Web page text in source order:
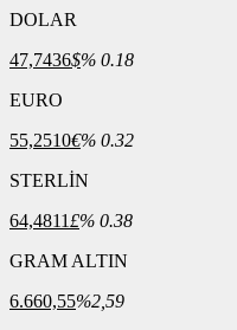
DOLAR
47,7436$% 0.18
EURO
55,2510€% 0.32
STERLİN
64,4811£% 0.38
GRAM ALTIN
6.660,55%2,59